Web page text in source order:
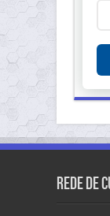
Rede de